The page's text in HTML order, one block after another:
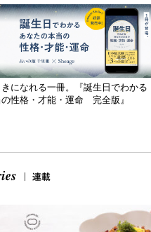
きになれる一冊。『誕生日でわか
性格・才能・運命 完全版』